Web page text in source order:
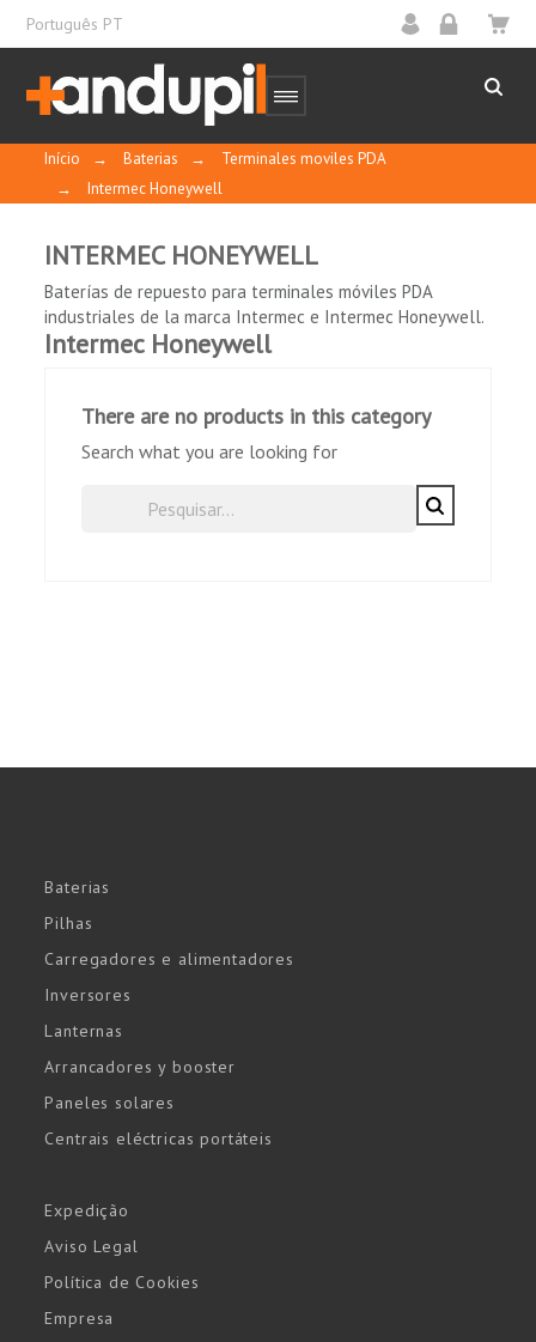
Português PT
Início → Baterias →
Terminales moviles PDA
→
Intermec Honeywell
INTERMEC HONEYWELL
Baterías de repuesto para terminales móviles PDA
industriales de la marca Intermec e Intermec Honeywell.
Intermec Honeywell
There are no products in this category
Search what you are looking for
Baterias
Pilhas
Carregadores e alimentadores
Inversores
Lanternas
Arrancadores y booster
Paneles solares
Centrais eléctricas portáteis
Expedição
Aviso Legal
Política de Cookies
Empresa